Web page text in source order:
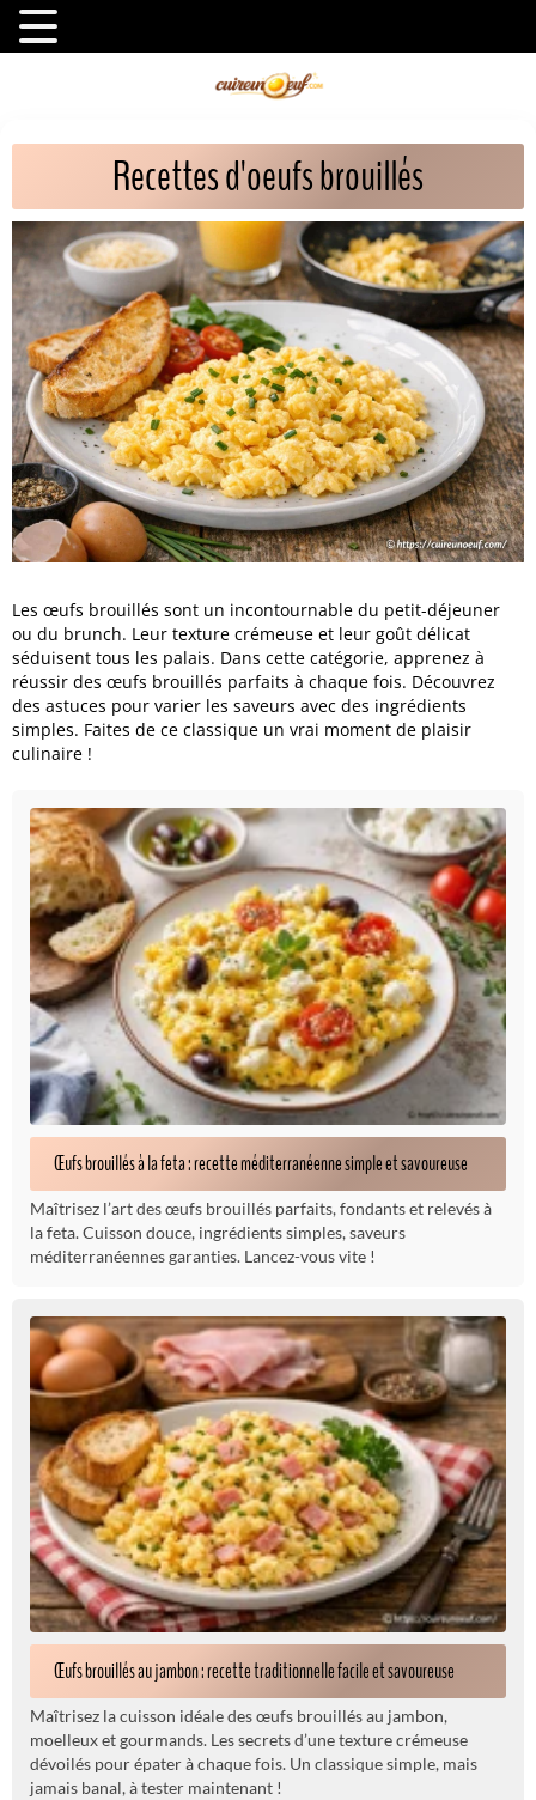
Recettes d'oeufs brouillés
Les œufs brouillés sont un incontournable du petit-déjeuner
ou du brunch. Leur texture crémeuse et leur goût délicat
séduisent tous les palais. Dans cette catégorie, apprenez à
réussir des œufs brouillés parfaits à chaque fois. Découvrez
des astuces pour varier les saveurs avec des ingrédients
simples. Faites de ce classique un vrai moment de plaisir
culinaire !
Œufs brouillés à la feta : recette méditerranéenne simple et savoureuse
Maîtrisez l’art des œufs brouillés parfaits, fondants et relevés à
la feta. Cuisson douce, ingrédients simples, saveurs
méditerranéennes garanties. Lancez-vous vite !
Œufs brouillés au jambon : recette traditionnelle facile et savoureuse
Maîtrisez la cuisson idéale des œufs brouillés au jambon,
moelleux et gourmands. Les secrets d’une texture crémeuse
dévoilés pour épater à chaque fois. Un classique simple, mais
jamais banal, à tester maintenant !